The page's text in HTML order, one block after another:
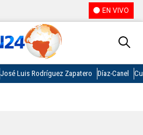
EN VIVO
José Luis Rodríguez Zapatero Díaz-Canel